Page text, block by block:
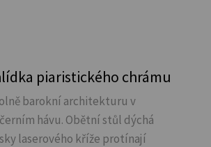
piaristického chrámu
barokní architekturu v
hávu. Obětní stůl dýchá
laserového kříže protínají